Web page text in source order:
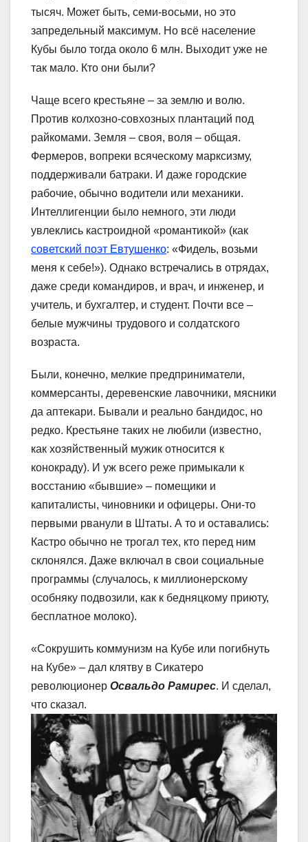
тысяч. Может быть, семи-восьми, но это
запредельный максимум. Но всё население
Кубы было тогда около 6 млн. Выходит уже не
так мало. Кто они были?
Чаще всего крестьяне – за землю и волю.
Против колхозно-совхозных плантаций под
райкомами. Земля – своя, воля – общая.
Фермеров, вопреки всяческому марксизму,
поддерживали батраки. И даже городские
рабочие, обычно водители или механики.
Интеллигенции было немного, эти люди
увлеклись кастроидной «романтикой» (как
советский поэт Евтушенко: «Фидель, возьми
меня к себе!»). Однако встречались в отрядах,
даже среди командиров, и врач, и инженер, и
учитель, и бухгалтер, и студент. Почти все –
белые мужчины трудового и солдатского
возраста.
Были, конечно, мелкие предприниматели,
коммерсанты, деревенские лавочники, мясники
да аптекари. Бывали и реально бандидос, но
редко. Крестьяне таких не любили (известно,
как хозяйственный мужик относится к
конокраду). И уж всего реже примыкали к
восстанию «бывшие» – помещики и
капиталисты, чиновники и офицеры. Они-то
первыми рванули в Штаты. А то и оставались:
Кастро обычно не трогал тех, кто перед ним
склонялся. Даже включал в свои социальные
программы (случалось, к миллионерскому
особняку подвозили, как к бедняцкому приюту,
бесплатное молоко).
«Сокрушить коммунизм на Кубе или погибнуть
на Кубе» – дал клятву в Сикатеро
революционер Освальдо Рамирес. И сделал,
что сказал.